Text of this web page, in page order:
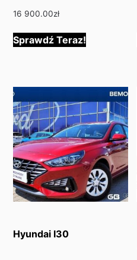
16 900.00zł
Sprawdź Teraz!
Hyundai I30